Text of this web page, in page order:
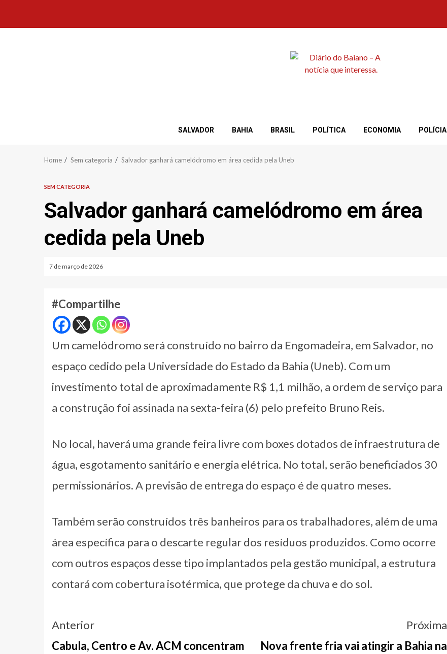
content
SALVADOR BAHIA BRASIL POLÍTICA ECONOMIA POLÍCIA
Home Sem categoria Salvador ganhará camelódromo em área cedida pela Uneb
SEM CATEGORIA
Salvador ganhará camelódromo em área
cedida pela Uneb
7 de março de 2026
#Compartilhe
Um camelódromo será construído no bairro da Engomadeira, em Salvador, no
espaço cedido pela Universidade do Estado da Bahia (Uneb). Com um
investimento total de aproximadamente R$ 1,1 milhão, a ordem de serviço para
a construção foi assinada na sexta-feira (6) pelo prefeito Bruno Reis.
No local, haverá uma grande feira livre com boxes dotados de infraestrutura de
água, esgotamento sanitário e energia elétrica. No total, serão beneficiados 30
permissionários. A previsão de entrega do espaço é de quatro meses.
Também serão construídos três banheiros para os trabalhadores, além de uma
área específica para o descarte regular dos resíduos produzidos. Como ocorre
com outros espaços desse tipo implantados pela gestão municipal, a estrutura
contará com cobertura isotérmica, que protege da chuva e do sol.
Navegação
entre
Anterior
Cabula, Centro e Av. ACM concentram
Próxima
Nova frente fria vai atingir a Bahia na